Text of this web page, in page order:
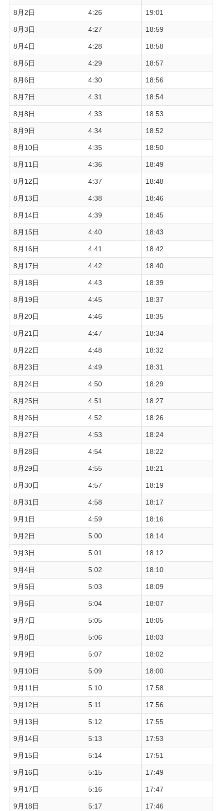
8月2日 4:26 19:01
8月3日 4:27 18:59
8月4日 4:28 18:58
8月5日 4:29 18:57
8月6日 4:30 18:56
8月7日 4:31 18:54
8月8日 4:33 18:53
8月9日 4:34 18:52
8月10日 4:35 18:50
8月11日 4:36 18:49
8月12日 4:37 18:48
8月13日 4:38 18:46
8月14日 4:39 18:45
8月15日 4:40 18:43
8月16日 4:41 18:42
8月17日 4:42 18:40
8月18日 4:43 18:39
8月19日 4:45 18:37
8月20日 4:46 18:35
8月21日 4:47 18:34
8月22日 4:48 18:32
8月23日 4:49 18:31
8月24日 4:50 18:29
8月25日 4:51 18:27
8月26日 4:52 18:26
8月27日 4:53 18:24
8月28日 4:54 18:22
8月29日 4:55 18:21
8月30日 4:57 18:19
8月31日 4:58 18:17
9月1日 4:59 18:16
9月2日 5:00 18:14
9月3日 5:01 18:12
9月4日 5:02 18:10
9月5日 5:03 18:09
9月6日 5:04 18:07
9月7日 5:05 18:05
9月8日 5:06 18:03
9月9日 5:07 18:02
9月10日 5:09 18:00
9月11日 5:10 17:58
9月12日 5:11 17:56
9月13日 5:12 17:55
9月14日 5:13 17:53
9月15日 5:14 17:51
9月16日 5:15 17:49
9月17日 5:16 17:47
9月18日 5:17 17:46